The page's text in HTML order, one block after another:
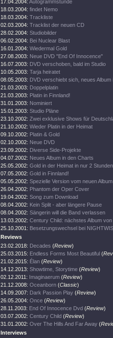
17.04.2004: Autogrammstunde
18.03.2004: findet Nemo
18.03.2004: Trackliste
02.03.2004: Tracklist der neuen CD
28.02.2004: Studiobilder
06.02.2004: Bei Nuclear Blast
16.01.2004: Wiedermal Gold
27.08.2003: Neue DVD "End Of Innocence"
16.07.2003: DVD verschoben, bald im Studio
10.05.2003: Tarja heiratet
08.05.2003: DVD verschiebt sich, neues Album
21.03.2003: Doppelplatin
21.03.2003: Platin in Finnland!
31.01.2003: Nominiert
15.01.2003: Studio Pläne
23.10.2002: Zwei exklusive Shows für
21.10.2002: Wieder Platin in der Heimat
09.10.2002: Platin & Gold
02.10.2002: Neue DVD
23.09.2002: Diverse Side-Projekte
04.07.2002: Neues Album in den Charts
25.05.2002: Gold in der Heimat in nur 2 Stunden
07.05.2002: Gold in Finnland!
05.05.2002: Spezielle Version vom neuen Album
26.04.2002: Phantom der Oper Cover
19.04.2002: Song zum Download
08.04.2002: Kein Split - aber längere Pause
08.04.2002: Sängerin will die Band verlassen
13.03.2002: Century Child: nächstes Album
25.10.2001: Besetzungswechsel bei
Reviews
23.02.2018: Decades (Review)
25.03.2015: Endless Forms Most Beautiful (
21.02.2015: Élan (Review)
14.12.2013: Showtime, Storytime (Review)
02.12.2011: Imaginaerum (Review)
21.12.2008: Oceanborn (Classic)
14.09.2007: Dark Passion Play (Review)
26.05.2004: Once (Review)
28.11.2003: End Of Innocence Dvd (Review)
03.07.2002: Century Child (Review)
31.01.2002: Over The Hills And Far Away (
Interviews